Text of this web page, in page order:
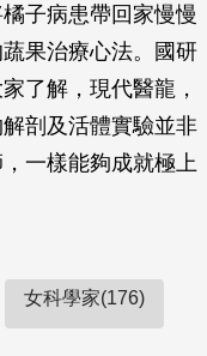
子病患帶回家慢慢
果治療心法。國研
了解，現代醫龍，
剖及活體實驗並非
一樣能夠成就極上
女科學家(176)